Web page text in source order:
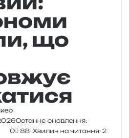
що
Останнє оновлення:
0 88 Хвилин на читання: 2